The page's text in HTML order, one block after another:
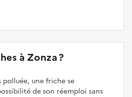
à Zonza ?
une friche se
de son réemploi sans